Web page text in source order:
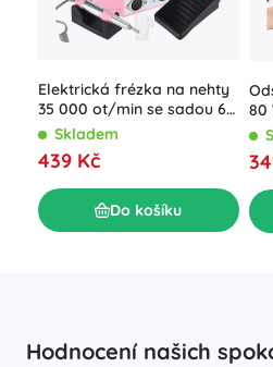
Elektrická frézka na nehty
35 000 ot/min se sadou 6
nástavců, růžová
Skladem
439 Kč
Do košíku
80
Hodnocení našich